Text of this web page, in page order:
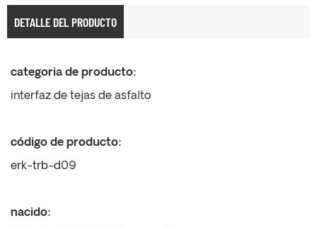
DETALLE DEL PRODUCTO
categoria de producto:
interfaz de tejas de asfalto
código de producto:
erk-trb-d09
nacido: